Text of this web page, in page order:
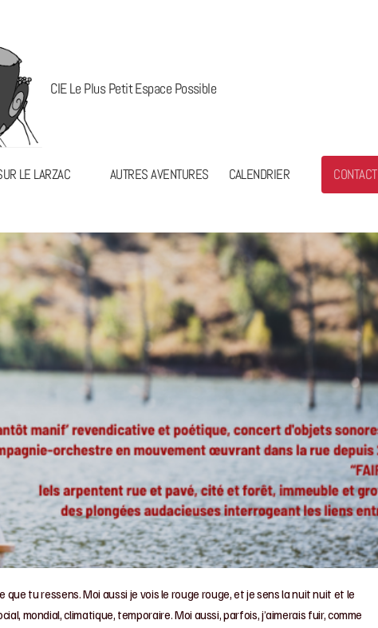
CIE Le Plus Petit Espace Possible
LE LARZAC AUTRES AVENTURES CALENDRIER CONTACT
que tu ressens. Moi aussi je vois le rouge rouge, et je sens la nuit nuit et le
mondial, climatique, temporaire. Moi aussi, parfois, j’aimerais fuir, comme